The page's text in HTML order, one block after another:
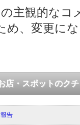
主観的なコ
め、変更に
店・スポットのク
告